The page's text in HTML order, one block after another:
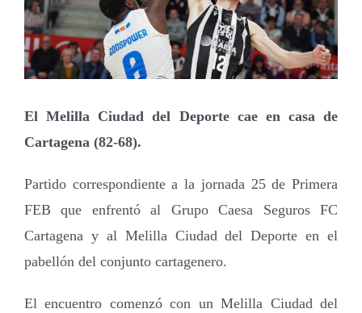
El Melilla Ciudad del Deporte cae en casa de
Cartagena (82-68).
Partido correspondiente a la jornada 25 de Primera
FEB que enfrentó al Grupo Caesa Seguros FC
Cartagena y al Melilla Ciudad del Deporte en el
pabellón del conjunto cartagenero.
El encuentro comenzó con un Melilla Ciudad del